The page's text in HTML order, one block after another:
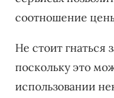
соотношение
Не стоит гнаться
поскольку это
использовании